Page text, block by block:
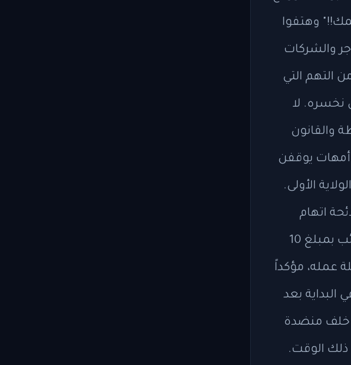
وهتفوا
والشركات
التهم التي
نخسره. لا
والقانون
أمهات يوقفن
الأولى.
اتهام
فيدرالية إلى آدمز المحاصر الأسبوع الماضي تتهمه بالاحتيال على دافعي الضرائب بمبلغ 10
عمله، مؤكداً
البداية بعد
جاء الوحش خلف منضدة
ذلك الوقت.